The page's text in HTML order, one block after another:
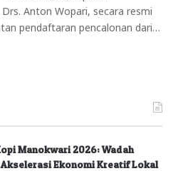
Anton Wopari, secara resmi
pendaftaran pencalonan dari…
Manokwari 2026: Wadah
Ekonomi Kreatif Lokal